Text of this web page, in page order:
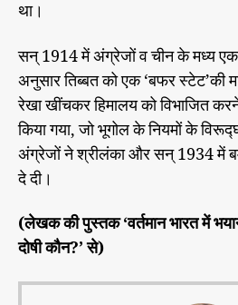
था।
सन् 1914 में अंग्रेजों व चीन के मध्य
अनुसार तिब्बत को एक ‘बफर स्टेट’की
रेखा खींचकर हिमालय को विभाजित
किया गया, जो भूगोल के नियमों के
अंग्रेजों ने श्रीलंका और सन् 1934 में
दे दी।
(लेखक की पुस्तक ‘वर्तमान भारत में
दोषी कौन?’ से)